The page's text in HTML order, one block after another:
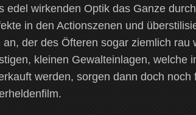
edel wirkenden Optik das Ganze
in den Actionszenen und
der des Öfteren sogar ziemlich rau
kleinen Gewalteinlagen, welche
werden, sorgen dann doch noch